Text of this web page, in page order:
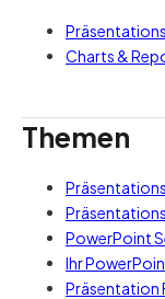
Charts &
Themen
PowerPoint
Ihr
Präsentation